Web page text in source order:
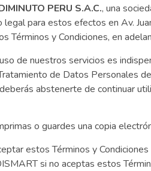
PERU S.A.C., una
legal para estos efectos en Av.
y Condiciones, en
de nuestros servicios es
de Datos Personales
abstenerte de continuar
o guardes una copia
estos Términos y
si no aceptas estos